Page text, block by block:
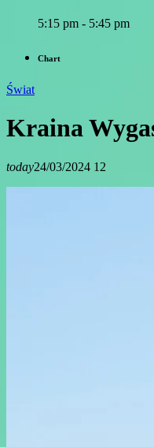
5:15 pm - 5:45 pm
Chart
Świat
Kraina
today24/03/2024 12